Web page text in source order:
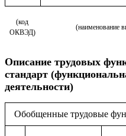
(код
ОКВЭД)
(наименование
Описание трудовых
стандарт
деятельности)
Обобщенные трудовые